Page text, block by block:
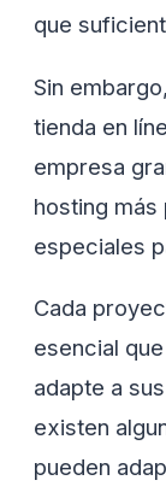
que
Sin
tienda en
empresa
hosting
especiales
Cada
esencial
adapte a
existen
pueden